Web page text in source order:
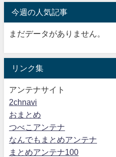
今週の人気記事
まだデータがありません。
リンク集
アンテナサイト
2chnavi
おまとめ
つべこアンテナ
なんでもまとめアンテナ
まとめアンテナ100